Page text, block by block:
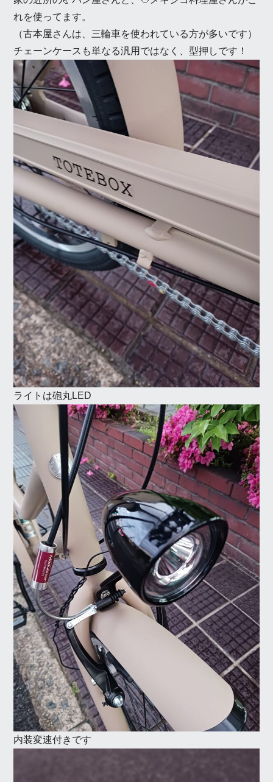
れを使ってます。
（古本屋さんは、三輪車を使われている方が多いです）
チェーンケースも単なる汎用ではなく、型押しです！
ライトは砲丸LED
内装変速付きです